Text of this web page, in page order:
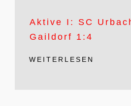
Aktive I: SC
Gaildorf 1:4
WEITERLESEN